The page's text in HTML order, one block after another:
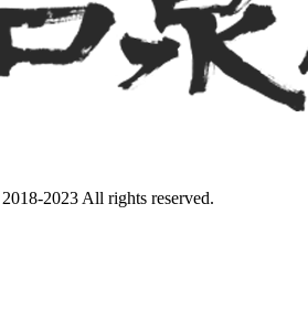
2023 All rights reserved.